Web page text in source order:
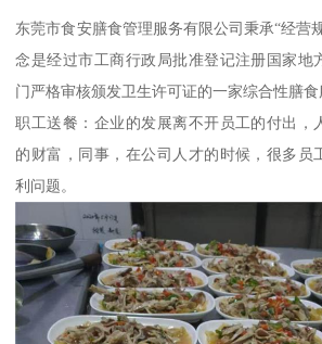
东莞市食安膳食管理服务有限公司秉承“经营
念是经过市工商行政局批准登记注册国家地
门严格审核颁发卫生许可证的一家综合性膳食
职工送餐：企业的发展离不开员工的付出，
的财富，同事，在公司人才的时候，很多员
利问题。